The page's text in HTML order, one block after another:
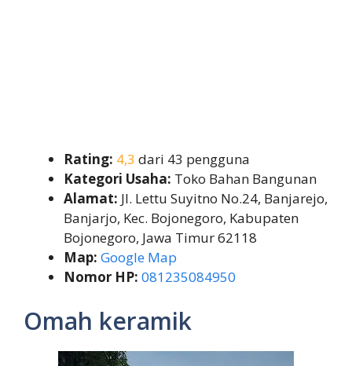
Rating: 4,3 dari 43 pengguna
Kategori Usaha: Toko Bahan Bangunan
Alamat: Jl. Lettu Suyitno No.24, Banjarejo,
Banjarjo, Kec. Bojonegoro, Kabupaten
Bojonegoro, Jawa Timur 62118
Map: Google Map
Nomor HP: 081235084950
Omah keramik